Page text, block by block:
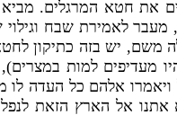
את חטא המרגלים.
, מעבר לאמירת שבח
משם, יש בזה כתיקון
מעדיפים למות במצרים),
ויאמרו אלהם כל העדה לו
אתנו אל הארץ הזאת לנפל